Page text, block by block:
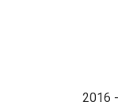
2016 -